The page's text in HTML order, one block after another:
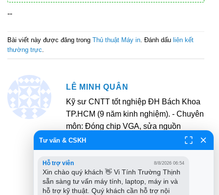
--
Bài viết này được đăng trong Thủ thuật Máy in . Đánh dấu liên kết
thường trực
LÊ MINH QUÂN
Kỹ sư CNTT tốt nghiệp ĐH Bách Khoa
TP.HCM (9 năm kinh nghiệm). - Chuyên
môn: Đóng chip VGA, sửa nguồn
Mainboard, cứu dữ liệu ổ cứng chết cơ
và xử lý lỗi máy in kẹt giấy, lem mực. -
Sở thích: Nghiên cứu sơ đồ mạch
(Schematic) các dòng Laptop đời mới
và sưu tầm linh kiện hiếm. - Khẩu hiệu:
Tư vấn & CSKH
Hỗ trợ viên 8/8/2026 06:54
Xin chào quý khách 👋 Vi Tính Trường Thịnh
sẵn sàng tư vấn máy tính, laptop, máy in và
hỗ trợ kỹ thuật. Quý khách cần hỗ trợ nội